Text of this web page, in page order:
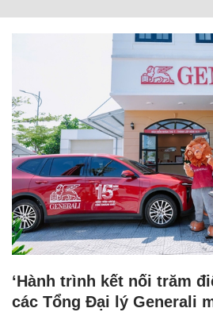
‘Hành trình kết nối trăm
các Tổng Đại lý Generali